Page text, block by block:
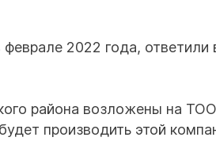
2022 года,
района возложены на ТОО
производить этой